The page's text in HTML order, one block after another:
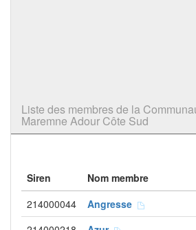
Liste des membres de la
Maremne Adour Côte Sud
Siren Nom membre
214000044
Angresse